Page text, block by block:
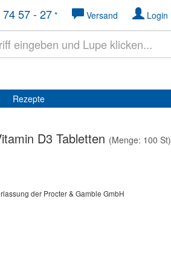
Login
Versand
57 - 27*
Rezepte
D3 Tabletten (Menge: 100 St)
der Procter & Gamble GmbH